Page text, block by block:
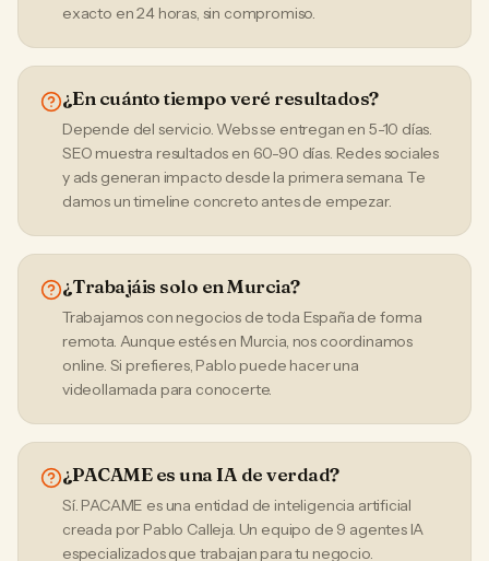
exacto en 24 horas, sin compromiso.
¿En cuánto tiempo veré resultados?
Depende del servicio. Webs se entregan en 5-10 días.
SEO muestra resultados en 60-90 días. Redes sociales
y ads generan impacto desde la primera semana. Te
damos un timeline concreto antes de empezar.
¿Trabajáis solo en Murcia?
Trabajamos con negocios de toda España de forma
remota. Aunque estés en Murcia, nos coordinamos
online. Si prefieres, Pablo puede hacer una
videollamada para conocerte.
¿PACAME es una IA de verdad?
Sí. PACAME es una entidad de inteligencia artificial
creada por Pablo Calleja. Un equipo de 9 agentes IA
especializados que trabajan para tu negocio.